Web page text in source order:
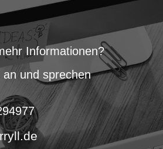
Informationen?
und sprechen